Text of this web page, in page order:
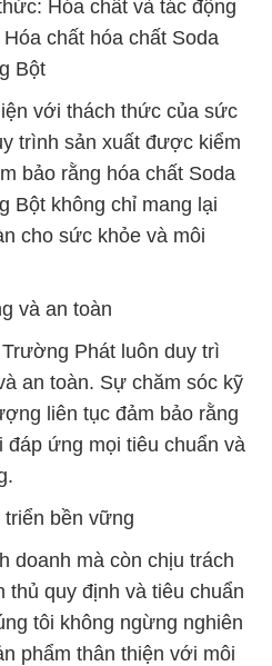
Hóa chất và tác động
chất hóa chất Soda
Bột
với thách thức của sức
trình sản xuất được kiểm
bảo rằng hóa chất Soda
Bột không chỉ mang lại
cho sức khỏe và môi
và an toàn
Phát luôn duy trì
an toàn. Sự chăm sóc kỹ
liên tục đảm bảo rằng
đáp ứng mọi tiêu chuẩn và
bền vững
doanh mà còn chịu trách
thủ quy định và tiêu chuẩn
tôi không ngừng nghiên
phẩm thân thiện với môi